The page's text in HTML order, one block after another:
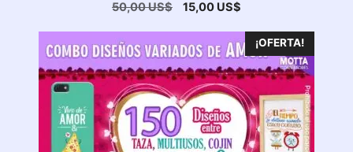
50,00US$
El
era:
50,00 US$.
15,00 US$
actual
es:
15,00 US$.
¡OFERTA!